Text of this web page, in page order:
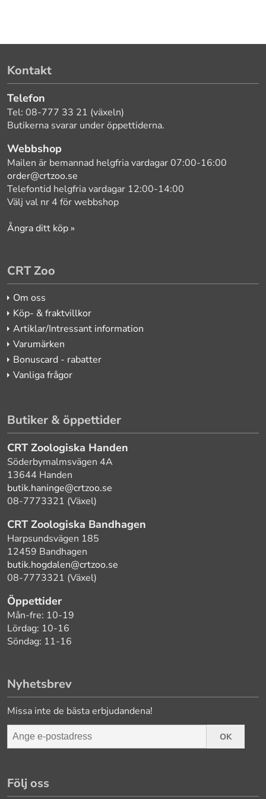
Kontakt
Telefon
Tel: 08-777 33 21 (växeln)
Butikerna svarar under öppettiderna.
Webbshop
Mailen är bemannad helgfria vardagar 07:00-16:00
order@crtzoo.se
Telefontid helgfria vardagar 12:00-14:00
Välj val nr 4 för webbshop
Ångra ditt köp »
CRT Zoo
Om oss
Köp- & fraktvillkor
Artiklar/Intressant information
Varumärken
Bonuscard - rabatter
Vanliga frågor
Butiker & öppettider
CRT Zoologiska Handen
Söderbymalmsvägen 4A
13644 Handen
butik.haninge@crtzoo.se
08-7773321 (Växel)
CRT Zoologiska Bandhagen
Harpsundsvägen 185
12459 Bandhagen
butik.hogdalen@crtzoo.se
08-7773321 (Växel)
Öppettider
Mån-fre: 10-19
Lördag: 10-16
Söndag: 11-16
Nyhetsbrev
Missa inte de bästa erbjudandena!
OK
Följ oss